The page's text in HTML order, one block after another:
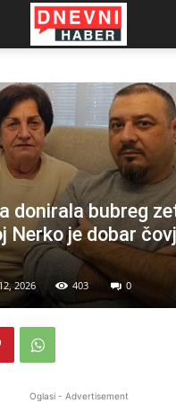
donirala bubreg
Nerko je dobar
2026 403 0
Oglasi - Advertisement